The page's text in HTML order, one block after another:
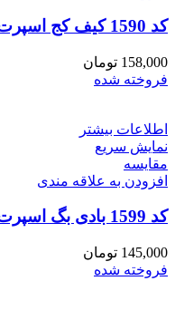
کد 1590 کیف کج اسپرت پولو
158,000 تومان
فروخته شده
اطلاعات بیشتر
نمایش سریع
مقايسه
افزودن به علاقه مندی
کد 1599 بادی بگ اسپرت کتپیلار
145,000 تومان
فروخته شده